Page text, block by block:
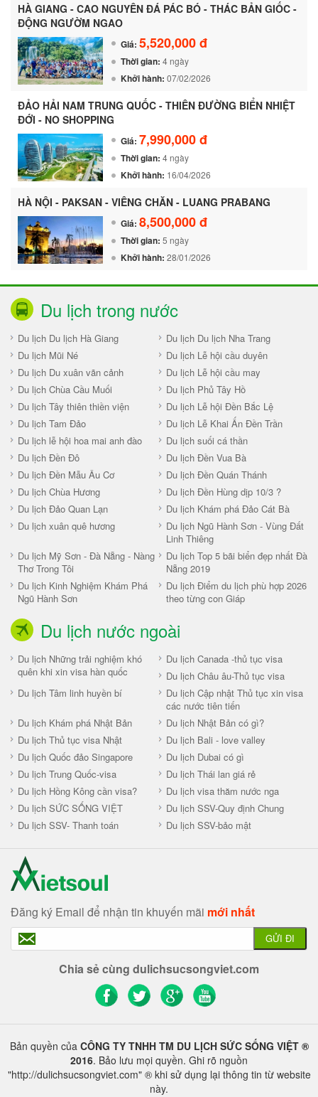
HÀ GIANG - CAO NGUYÊN ĐÁ PÁC BÓ - THÁC BẢN GIỐC -
ĐỘNG NGƯỜM NGAO
Giá: 5,520,000 đ
Thời gian: 4 ngày
Khởi hành: 07/02/2026
ĐẢO HẢI NAM TRUNG QUỐC - THIÊN ĐƯỜNG BIỂN NHIỆT
ĐỚI - NO SHOPPING
Giá: 7,990,000 đ
Thời gian: 4 ngày
Khởi hành: 16/04/2026
HÀ NỘI - PAKSAN - VIÊNG CHĂN - LUANG PRABANG
Giá: 8,500,000 đ
Thời gian: 5 ngày
Khởi hành: 28/01/2026
Du lịch trong nước
Du lịch Du lịch Hà Giang
Du lịch Du lịch Nha Trang
Du lịch Mũi Né
Du lịch Lễ hội cầu duyên
Du lịch Du xuân vãn cảnh
Du lịch Lễ hội cầu may
Du lịch Chùa Cầu Muối
Du lịch Phủ Tây Hồ
Du lịch Tây thiên thiền viện
Du lịch Lễ hội Đền Bắc Lệ
Du lịch Tam Đảo
Du lịch Lễ Khai Ấn Đền Trần
Du lịch lễ hội hoa mai anh đào
Du lịch suối cá thần
Du lịch Đền Đô
Du lịch Đền Vua Bà
Du lịch Đền Mẫu Âu Cơ
Du lịch Đền Quán Thánh
Du lịch Chùa Hương
Du lịch Đền Hùng dịp 10/3 ?
Du lịch Đảo Quan Lạn
Du lịch Khám phá Đảo Cát Bà
Du lịch xuân quê hương
Du lịch Ngũ Hành Sơn - Vùng Đất
Linh Thiêng
Du lịch Mỹ Sơn - Đà Nẵng - Nàng
Thơ Trong Tôi
Du lịch Top 5 bãi biển đẹp nhất Đà
Nẵng 2019
Du lịch Kinh Nghiệm Khám Phá
Ngũ Hành Sơn
Du lịch Điểm du lịch phù hợp 2026
theo từng con Giáp
Du lịch nước ngoài
Du lịch Những trải nghiệm khó
quên khi xin visa hàn quốc
Du lịch Canada -thủ tục visa
Du lịch Châu âu-Thủ tục visa
Du lịch Tâm linh huyền bí
Du lịch Cập nhật Thủ tục xin visa
các nước tiên tiến
Du lịch Khám phá Nhật Bản
Du lịch Nhật Bản có gì?
Du lịch Thủ tục visa Nhật
Du lịch Bali - love valley
Du lịch Quốc đảo Singapore
Du lịch Dubai có gì
Du lịch Trung Quốc-visa
Du lịch Thái lan giá rẻ
Du lịch Hồng Kông cần visa?
Du lịch visa thăm nước nga
Du lịch SỨC SỐNG VIỆT
Du lịch SSV-Quy định Chung
Du lịch SSV- Thanh toán
Du lịch SSV-bảo mật
Đăng ký Email để nhận tin khuyến mãi mới nhất
GỬI ĐI
Chia sẻ cùng dulichsucsongviet.com
Bản quyền của CÔNG TY TNHH TM DU LỊCH SỨC SỐNG VIỆT ®
2016. Bảo lưu mọi quyền. Ghi rõ nguồn
"http://dulichsucsongviet.com" ® khi sử dụng lại thông tin từ website
này.